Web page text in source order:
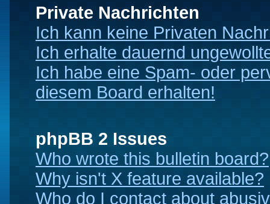
Private Nachrichten
Ich kann keine Privaten
Ich erhalte dauernd
Ich habe eine Spam- oder
diesem Board erhalten!
phpBB 2 Issues
Who wrote this bulletin board?
Why isn't X feature available?
Who do I contact about